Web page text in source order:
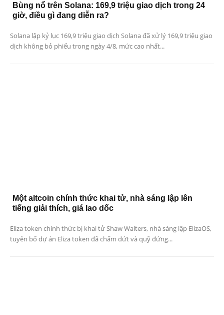
Bùng nổ trên Solana: 169,9 triệu giao dịch trong 24
giờ, điều gì đang diễn ra?
Solana lập kỷ lục 169,9 triệu giao dịch Solana đã xử lý 169,9 triệu giao
dịch không bỏ phiếu trong ngày 4/8, mức cao nhất...
Một altcoin chính thức khai tử, nhà sáng lập lên
tiếng giải thích, giá lao dốc
Eliza token chính thức bị khai tử Shaw Walters, nhà sáng lập ElizaOS,
tuyên bố dự án Eliza token đã chấm dứt và quỹ đứng...